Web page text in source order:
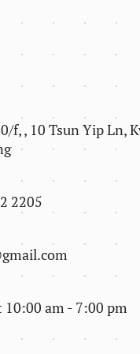
f, , 10 Tsun Yip Ln,
2205
10:00 am - 7:00 pm